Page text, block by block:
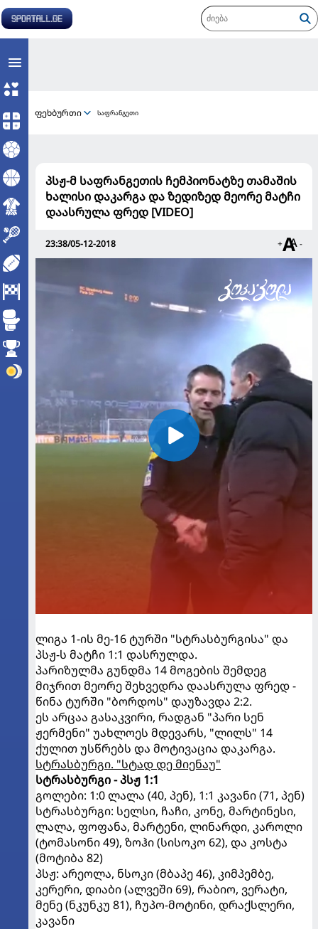
ფეხბურთი საფრანგეთი
პსჟ-მ საფრანგეთის ჩემპიონატზე თამაშის
ხალისი დაკარგა და ზედიზედ მეორე მატჩი
დაასრულა ფრედ [VIDEO]
23:38/05-12-2018 + -
ლიგა 1-ის მე-16 ტურში "სტრასბურგისა" და
პსჟ-ს მატჩი 1:1 დასრულდა.
პარიზულმა გუნდმა 14 მოგების შემდეგ
მიჯრით მეორე შეხვედრა დაასრულა ფრედ -
წინა ტურში "ბორდოს" დაუზავდა 2:2.
ეს არცაა გასაკვირი, რადგან "პარი სენ
ჟერმენი" უახლოეს მდევარს, "ლილს" 14
ქულით უსწრებს და მოტივაცია დაკარგა.
სტრასბურგი. "სტად დე მიენაუ"
სტრასბურგი - პსჟ 1:1
გოლები: 1:0 ლალა (40, პენ), 1:1 კავანი (71, პენ)
სტრასბურგი: სელსი, ჩაჩი, კონე, მარტინესი,
ლალა, ფოფანა, მარტენი, ლინარდი, კაროლი
(ტომასონი 49), ზოჰი (სისოკო 62), და კოსტა
(მოტიბა 82)
პსჟ: არეოლა, ნსოკი (მბაპე 46), კიმპემბე,
კერერი, დიაბი (ალვეში 69), რაბიო, ვერატი,
მენე (ნკუნკუ 81), ჩუპო-მოტინი, დრაქსლერი,
კავანი